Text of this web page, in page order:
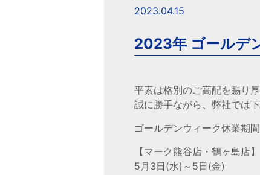
2023.04.15
2023年 ゴールデ
平素は格別のご高配を賜り
誠に勝手ながら、弊社では
ゴールデンウィーク休業期間
【マーク熊谷店・鶴ヶ島店】
5月3日(水)～5日(金)